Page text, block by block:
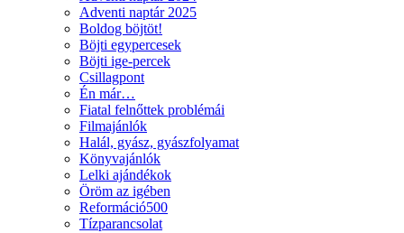
Adventi naptár 2025
Boldog böjtöt!
Böjti egypercesek
Böjti ige-percek
Csillagpont
Én már…
Fiatal felnőttek problémái
Filmajánlók
Halál, gyász, gyászfolyamat
Könyvajánlók
Lelki ajándékok
Öröm az igében
Reformáció500
Tízparancsolat